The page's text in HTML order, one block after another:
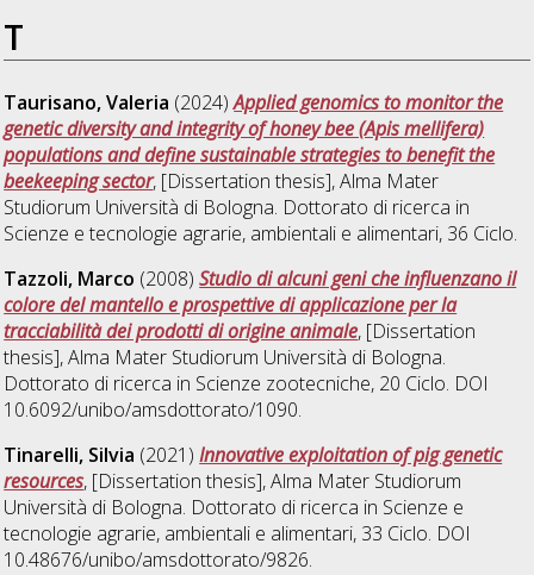
T
Taurisano, Valeria (2024)Applied genomics to monitor the
genetic diversity and integrity of honey bee (Apis mellifera)
populations and define sustainable strategies to benefit the
beekeeping sector, [Dissertation thesis], Alma Mater
Studiorum Università di Bologna. Dottorato di ricerca in
Scienze e tecnologie agrarie, ambientali e alimentari, 36 Ciclo.
Tazzoli, Marco (2008)Studio di alcuni geni che influenzano il
colore del mantello e prospettive di applicazione per la
tracciabilità dei prodotti di origine animale, [Dissertation
thesis], Alma Mater Studiorum Università di Bologna.
Dottorato di ricerca in Scienze zootecniche, 20 Ciclo. DOI
10.6092/unibo/amsdottorato/1090.
Tinarelli, Silvia (2021)Innovative exploitation of pig genetic
resources, [Dissertation thesis], Alma Mater Studiorum
Università di Bologna. Dottorato di ricerca in Scienze e
tecnologie agrarie, ambientali e alimentari, 33 Ciclo. DOI
10.48676/unibo/amsdottorato/9826.